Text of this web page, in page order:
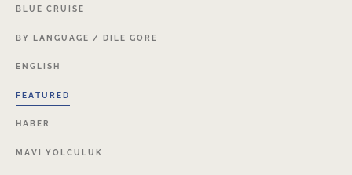
BLUE CRUISE
BY LANGUAGE / DILE GORE
ENGLISH
FEATURED
HABER
MAVI YOLCULUK